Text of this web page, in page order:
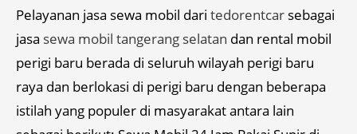
Pelayanan jasa sewa mobil dari tedorentcar sebagai
jasa sewa mobil tangerang selatan dan rental mobil
perigi baru berada di seluruh wilayah perigi baru
raya dan berlokasi di perigi baru dengan beberapa
istilah yang populer di masyarakat antara lain